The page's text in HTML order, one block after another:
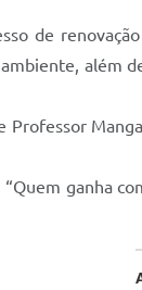
de
além
Professor
ganha